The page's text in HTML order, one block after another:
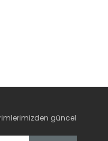
güncel